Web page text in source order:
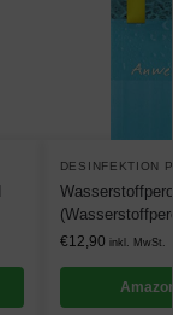
DESINFEKTION
€12,90 inkl. MwSt.